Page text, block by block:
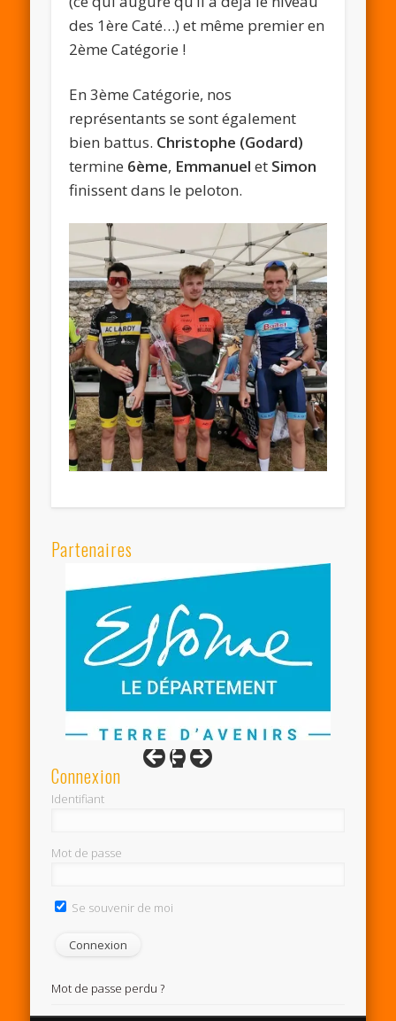
des 1ère Caté…) et même premier en
2ème Catégorie !
En 3ème Catégorie, nos
représentants se sont également
bien battus. Christophe (Godard)
termine 6ème, Emmanuel et Simon
finissent dans le peloton.
Partenaires
Connexion
Identifiant
Mot de passe
Se souvenir de moi
Mot de passe perdu ?